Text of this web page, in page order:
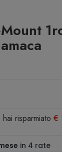
hai risparmiato €